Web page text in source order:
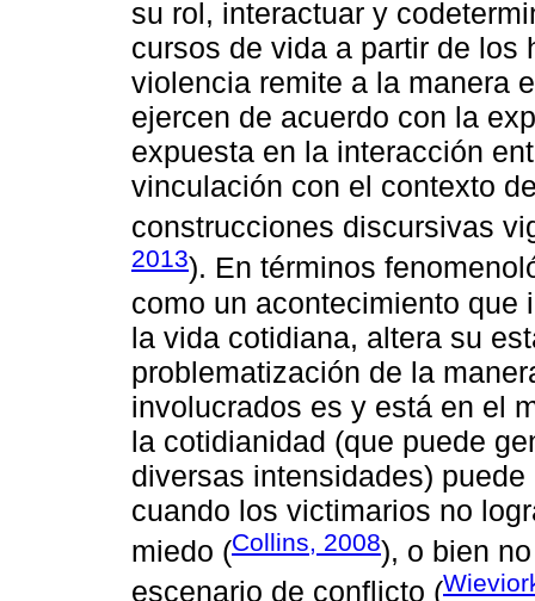
su rol, interactuar y
cursos de vida a partir de
violencia remite a la manera
ejercen de acuerdo con la
expuesta en la interacción
vinculación con el contexto
construcciones discursivas
2013). En términos
como un acontecimiento que
la vida cotidiana, altera su
problematización de la
involucrados es y está en el
la cotidianidad (que puede
diversas intensidades)
cuando los victimarios no
miedo (Collins, 2008), o bien
escenario de conflicto (